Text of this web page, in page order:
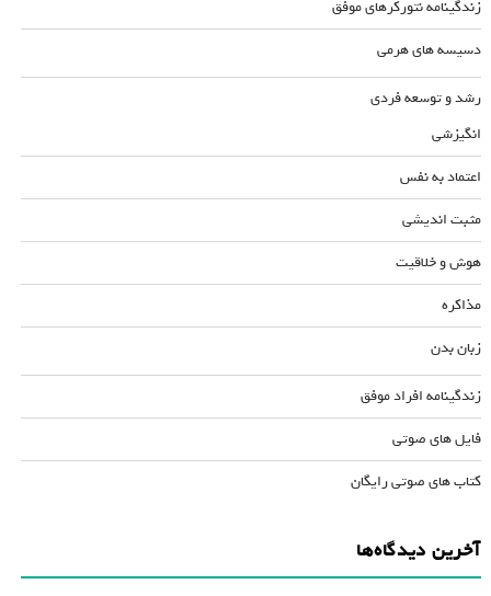
زندگینامه نتورکرهای موفق
دسیسه های هرمی
رشد و توسعه فردی
انگیزشی
اعتماد به نفس
مثبت اندیشی
هوش و خلاقیت
مذاکره
زبان بدن
زندگینامه افراد موفق
فایل های صوتی
کتاب های صوتی رایگان
آخرین دیدگاه‌ها